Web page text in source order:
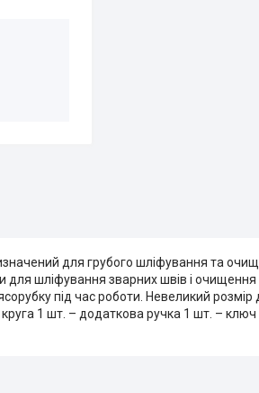
для грубого шліфування та
шліфування зварних швів і очищення
під час роботи. Невеликий розмір
1 шт. – додаткова ручка 1 шт. –